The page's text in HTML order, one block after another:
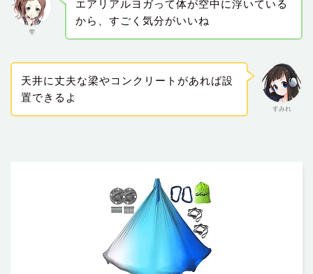
雫
エアリアルヨガって体が空中に浮いている
から、すごく気分がいいね
すみれ
天井に丈夫な梁やコンクリートがあれば設
置できるよ